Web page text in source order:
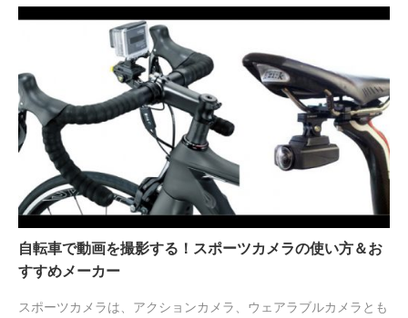
自転車で動画を撮影する！スポーツカメラの使い方＆お
すすめメーカー
スポーツカメラは、アクションカメラ、ウェアラブルカメラとも